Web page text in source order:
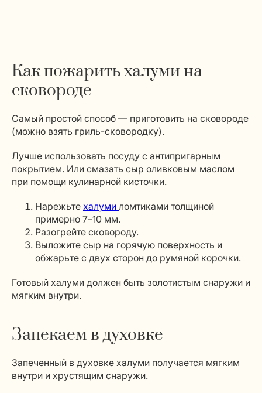
Как пожарить халуми на
сковороде
Самый простой способ — приготовить на сковороде
(можно взять гриль-сковородку).
Лучше использовать посуду с антипригарным
покрытием. Или смазать сыр оливковым маслом
при помощи кулинарной кисточки.
Нарежьте халуми ломтиками толщиной
примерно 7–10 мм.
Разогрейте сковороду.
Выложите сыр на горячую поверхность и
обжарьте с двух сторон до румяной корочки.
Готовый халуми должен быть золотистым снаружи и
мягким внутри.
Запекаем в духовке
Запеченный в духовке халуми получается мягким
внутри и хрустящим снаружи.